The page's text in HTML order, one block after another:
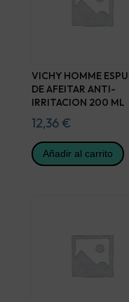
VICHY HOMME
DE AFEITAR ANTI-
IRRITACION 200 ML
12,36 €
Añadir al carrito